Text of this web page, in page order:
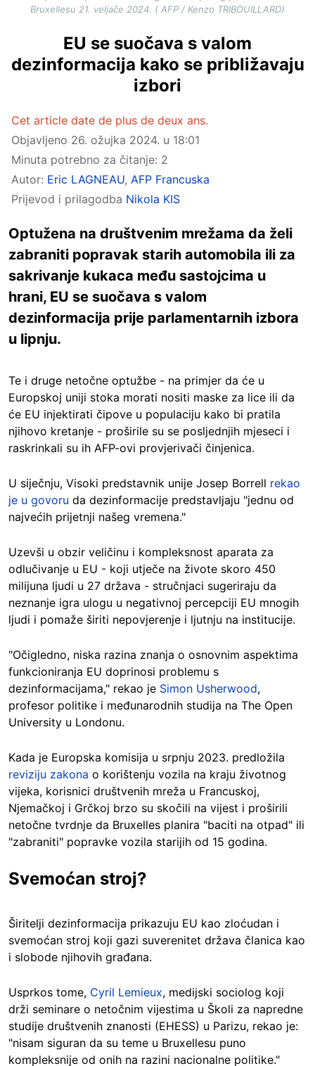
Bruxellesu 21. veljače 2024. ( AFP / Kenzo TRIBOUILLARD)
EU se suočava s valom
dezinformacija kako se približavaju
izbori
Cet article date de plus de deux ans.
Objavljeno 26. ožujka 2024. u 18:01
Minuta potrebno za čitanje: 2
Autor: Eric LAGNEAU, AFP Francuska
Prijevod i prilagodba Nikola KIS
Optužena na društvenim mrežama da želi
zabraniti popravak starih automobila ili za
sakrivanje kukaca među sastojcima u
hrani, EU se suočava s valom
dezinformacija prije parlamentarnih izbora
u lipnju.
Te i druge netočne optužbe - na primjer da će u
Europskoj uniji stoka morati nositi maske za lice ili da
će EU injektirati čipove u populaciju kako bi pratila
njihovo kretanje - proširile su se posljednjih mjeseci i
raskrinkali su ih AFP-ovi provjerivači činjenica.
U siječnju, Visoki predstavnik unije Josep Borrell rekao
je u govoru da dezinformacije predstavljaju "jednu od
najvećih prijetnji našeg vremena."
Uzevši u obzir veličinu i kompleksnost aparata za
odlučivanje u EU - koji utječe na živote skoro 450
milijuna ljudi u 27 država - stručnjaci sugeriraju da
neznanje igra ulogu u negativnoj percepciji EU mnogih
ljudi i pomaže širiti nepovjerenje i ljutnju na institucije.
"Očigledno, niska razina znanja o osnovnim aspektima
funkcioniranja EU doprinosi problemu s
dezinformacijama," rekao je Simon Usherwood,
profesor politike i međunarodnih studija na The Open
University u Londonu.
Kada je Europska komisija u srpnju 2023. predložila
reviziju zakona o korištenju vozila na kraju životnog
vijeka, korisnici društvenih mreža u Francuskoj,
Njemačkoj i Grčkoj brzo su skočili na vijest i proširili
netočne tvrdnje da Bruxelles planira "baciti na otpad" ili
"zabraniti" popravke vozila starijih od 15 godina.
Svemoćan stroj?
Širitelji dezinformacija prikazuju EU kao zloćudan i
svemoćan stroj koji gazi suverenitet država članica kao
i slobode njihovih građana.
Usprkos tome, Cyril Lemieux, medijski sociolog koji
drži seminare o netočnim vijestima u Školi za napredne
studije društvenih znanosti (EHESS) u Parizu, rekao je:
"nisam siguran da su teme u Bruxellesu puno
kompleksnije od onih na razini nacionalne politike."